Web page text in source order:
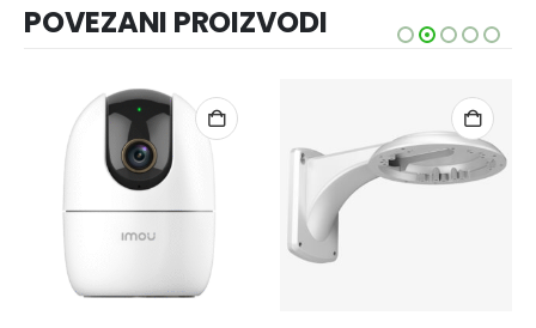
POVEZANI PROIZVODI